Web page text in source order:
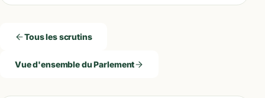
Tous les scrutins
Vue d'ensemble du Parlement